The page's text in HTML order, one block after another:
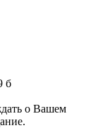
б
о Вашем